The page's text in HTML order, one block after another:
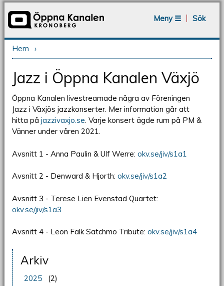
Meny ☰
Sök
Du är här
Hem ›
Jazz i Öppna Kanalen Växjö
Öppna Kanalen livestreamade några av Föreningen
Jazz i Växjös jazzkonserter. Mer information går att
hitta på jazzivaxjo.se. Varje konsert ägde rum på PM &
Vänner under våren 2021.
Avsnitt 1 - Anna Paulin & Ulf Werre: okv.se/jiv/s1a1
Avsnitt 2 - Denward & Hjorth: okv.se/jiv/s1a2
Avsnitt 3 - Terese Lien Evenstad Quartet:
okv.se/jiv/s1a3
Avsnitt 4 - Leon Falk Satchmo Tribute: okv.se/jiv/s1a4
Arkiv
2025
(2)